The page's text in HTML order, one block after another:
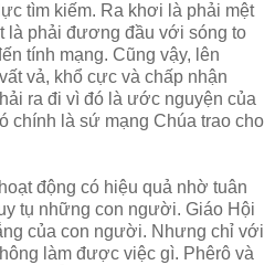
tìm kiếm. Ra khơi là phải mệt
là phải đương đầu với sóng to
tính mạng. Cũng vậy, lên
vả, khổ cực và chấp nhận
ra đi vì đó là ước nguyện của
chính là sứ mạng Chúa trao cho
động có hiệu quả nhờ tuân
tụ những con người. Giáo Hội
của con người. Nhưng chỉ với
làm được việc gì. Phêrô và